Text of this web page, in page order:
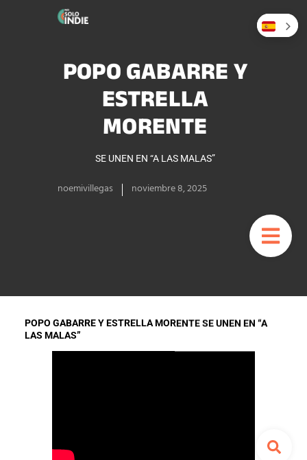
POPO GABARRE Y
ESTRELLA
MORENTE
SE UNEN EN “A LAS MALAS”
noemivillegas noviembre 8, 2025
POPO GABARRE Y ESTRELLA MORENTE SE UNEN EN “A
LAS MALAS”